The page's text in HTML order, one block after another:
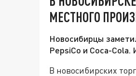
МЕСТНОГО
Новосибирцы
PepsiCo и Coca-
В новосибирских